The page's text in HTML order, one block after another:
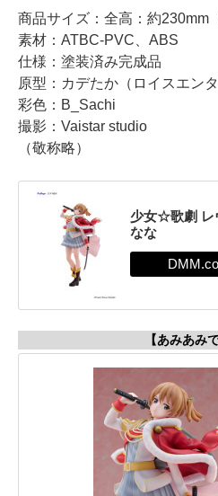
商品サイズ：全高：約230mm
素材：ATBC-PVC、ABS
仕様：塗装済み完成品
原型：カデたか（ロイスエン
彩色：B_Sachi
撮影：Vaistar studio
（敬称略）
少女☆歌劇 レ
なな
【あみあみ